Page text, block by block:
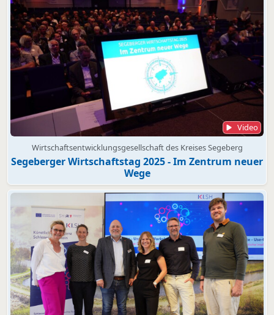
Video
Wirtschaftsentwicklungsgesellschaft des Kreises Segeberg
Segeberger Wirtschaftstag 2025 - Im Zentrum neuer
Wege